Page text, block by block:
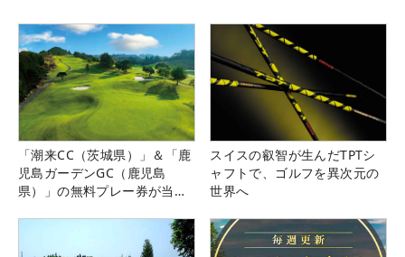
「潮来CC（茨城県）」＆「鹿
児島ガーデンGC（鹿児島
県）」の無料プレー券が当た
スイスの叡智が生んだTPTシ
ャフトで、ゴルフを異次元の
世界へ